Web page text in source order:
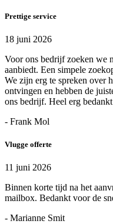
Prettige service
18 juni 2026
Voor ons bedrijf zoeken we
aanbiedt. Een simpele
We zijn erg te spreken over
ontvingen en hebben de
ons bedrijf. Heel erg
- Frank Mol
Vlugge offerte
11 juni 2026
Binnen korte tijd na het
mailbox. Bedankt voor de
- Marianne Smit